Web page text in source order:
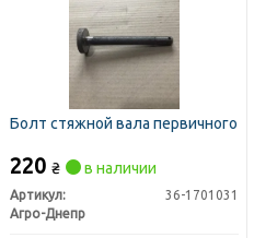
Болт стяжной вала первичного
220 ₴ в наличии
Артикул:
36-1701031
Агро-Днепр